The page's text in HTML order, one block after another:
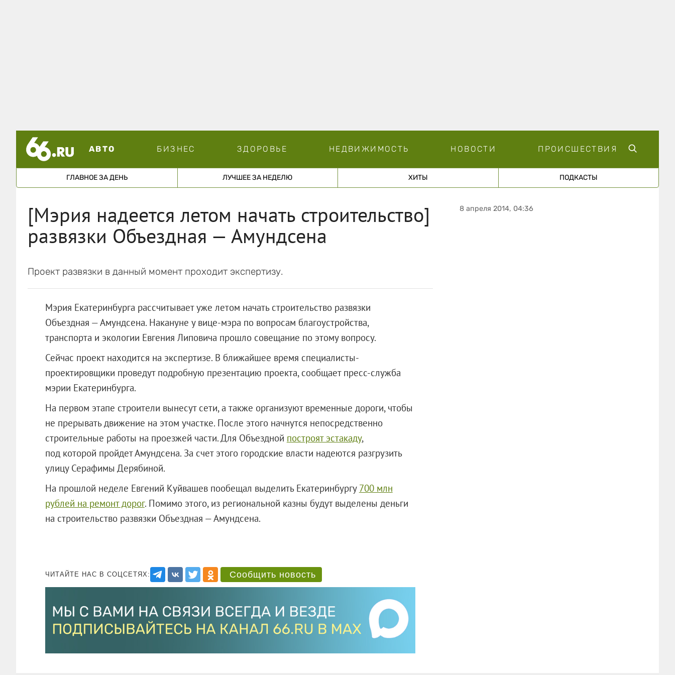
АВТО БИЗНЕС ЗДОРОВЬЕ НЕДВИЖИМОСТЬ НОВОСТИ ПРОИСШЕСТВИЯ
ГЛАВНОЕ ЗА ДЕНЬ ЛУЧШЕЕ ЗА НЕДЕЛЮ ХИТЫ ПОДКАСТЫ
[Мэрия надеется летом начать строительство]
развязки Объездная — Амундсена
Проект развязки в данный момент проходит экспертизу.
Мэрия Екатеринбурга рассчитывает уже летом начать строительство развязки
Объездная — Амундсена. Накануне у вице-мэра по вопросам благоустройства,
транспорта и экологии Евгения Липовича прошло совещание по этому вопросу.
Сейчас проект находится на экспертизе. В ближайшее время специалисты-
проектировщики проведут подробную презентацию проекта, сообщает пресс-служба
мэрии Екатеринбурга.
На первом этапе строители вынесут сети, а также организуют временные дороги, чтобы
не прерывать движение на этом участке. После этого начнутся непосредственно
строительные работы на проезжей части. Для Объездной построят эстакаду,
под которой пройдет Амундсена. За счет этого городские власти надеются разгрузить
улицу Серафимы Дерябиной.
На прошлой неделе Евгений Куйвашев пообещал выделить Екатеринбургу 700 млн
рублей на ремонт дорог. Помимо этого, из региональной казны будут выделены деньги
на строительство развязки Объездная — Амундсена.
ЧИТАЙТЕ НАС В СОЦСЕТЯХ: Сообщить новость
8 апреля 2014, 04:36